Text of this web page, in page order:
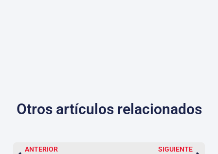
Otros artículos relacionados
ANTERIOR
SIGUIENTE